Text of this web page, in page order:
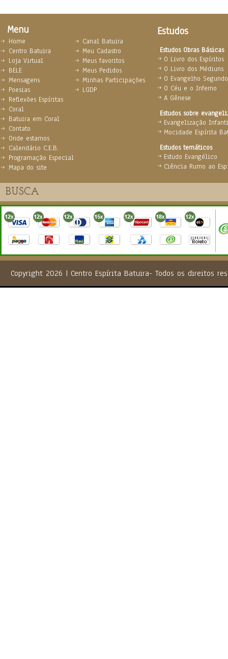
Menu Estudos
Estudos Obras Básicas
O Livro dos Espíritos
O Livro dos Médiuns
O Evangelho
O Céu e o Inferno
A Gênese
Estudos sobre
Evangelização
Mocidade Espírita
Estudos temáticos
Estudo Evangélico
Ciência Rumo ao
Home
Centro Batuira
Loja Virtual
BELE
Mensagens
Poesias
Reflexões Espíritas
Coral
Batuira em Coral
Contato
Onde estamos
Calendário C.E.B.
Programação Especial
Mapa do site
Canal Batuira
Meu Cadastro
Meus favoritos
Meus Pedidos
Minhas Participações
LGDP
Copyright 2026 | Centro Espírita Batuira- Todos os